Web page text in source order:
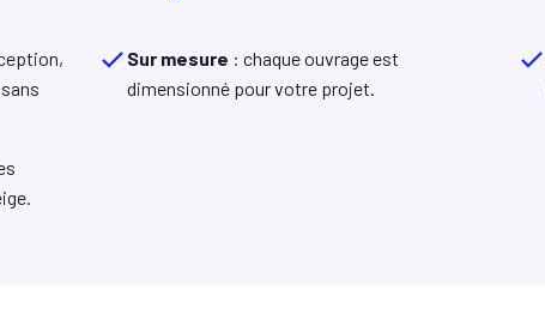
Sur mesure : chaque ouvrage est
dimensionné pour votre projet.